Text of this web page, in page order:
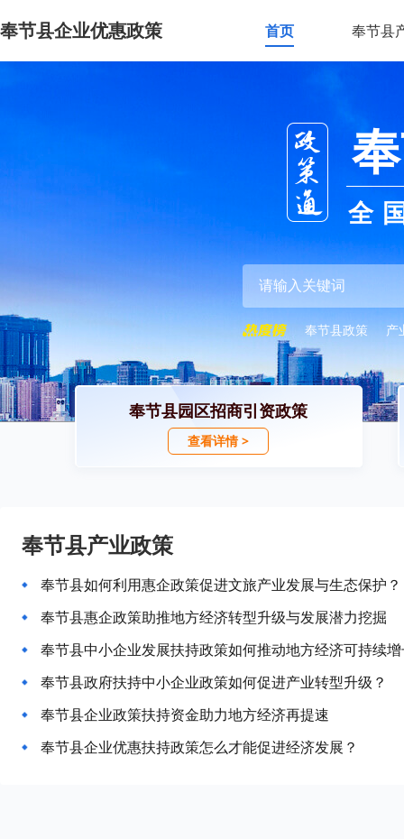
奉节县企业优惠政策 首页 奉节县
全
奉节县政策 产
奉节县园区招商引资政策
查看详情 >
奉节县产业政策
奉节县如何利用惠企政策促进文旅产业发展与生态保护？
奉节县惠企政策助推地方经济转型升级与发展潜力挖掘
奉节县中小企业发展扶持政策如何推动地方经济可持续
奉节县政府扶持中小企业政策如何促进产业转型升级？
奉节县企业政策扶持资金助力地方经济再提速
奉节县企业优惠扶持政策怎么才能促进经济发展？